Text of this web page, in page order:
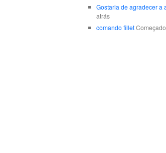
Gostaria de agradecer a
atrás
comando fillet